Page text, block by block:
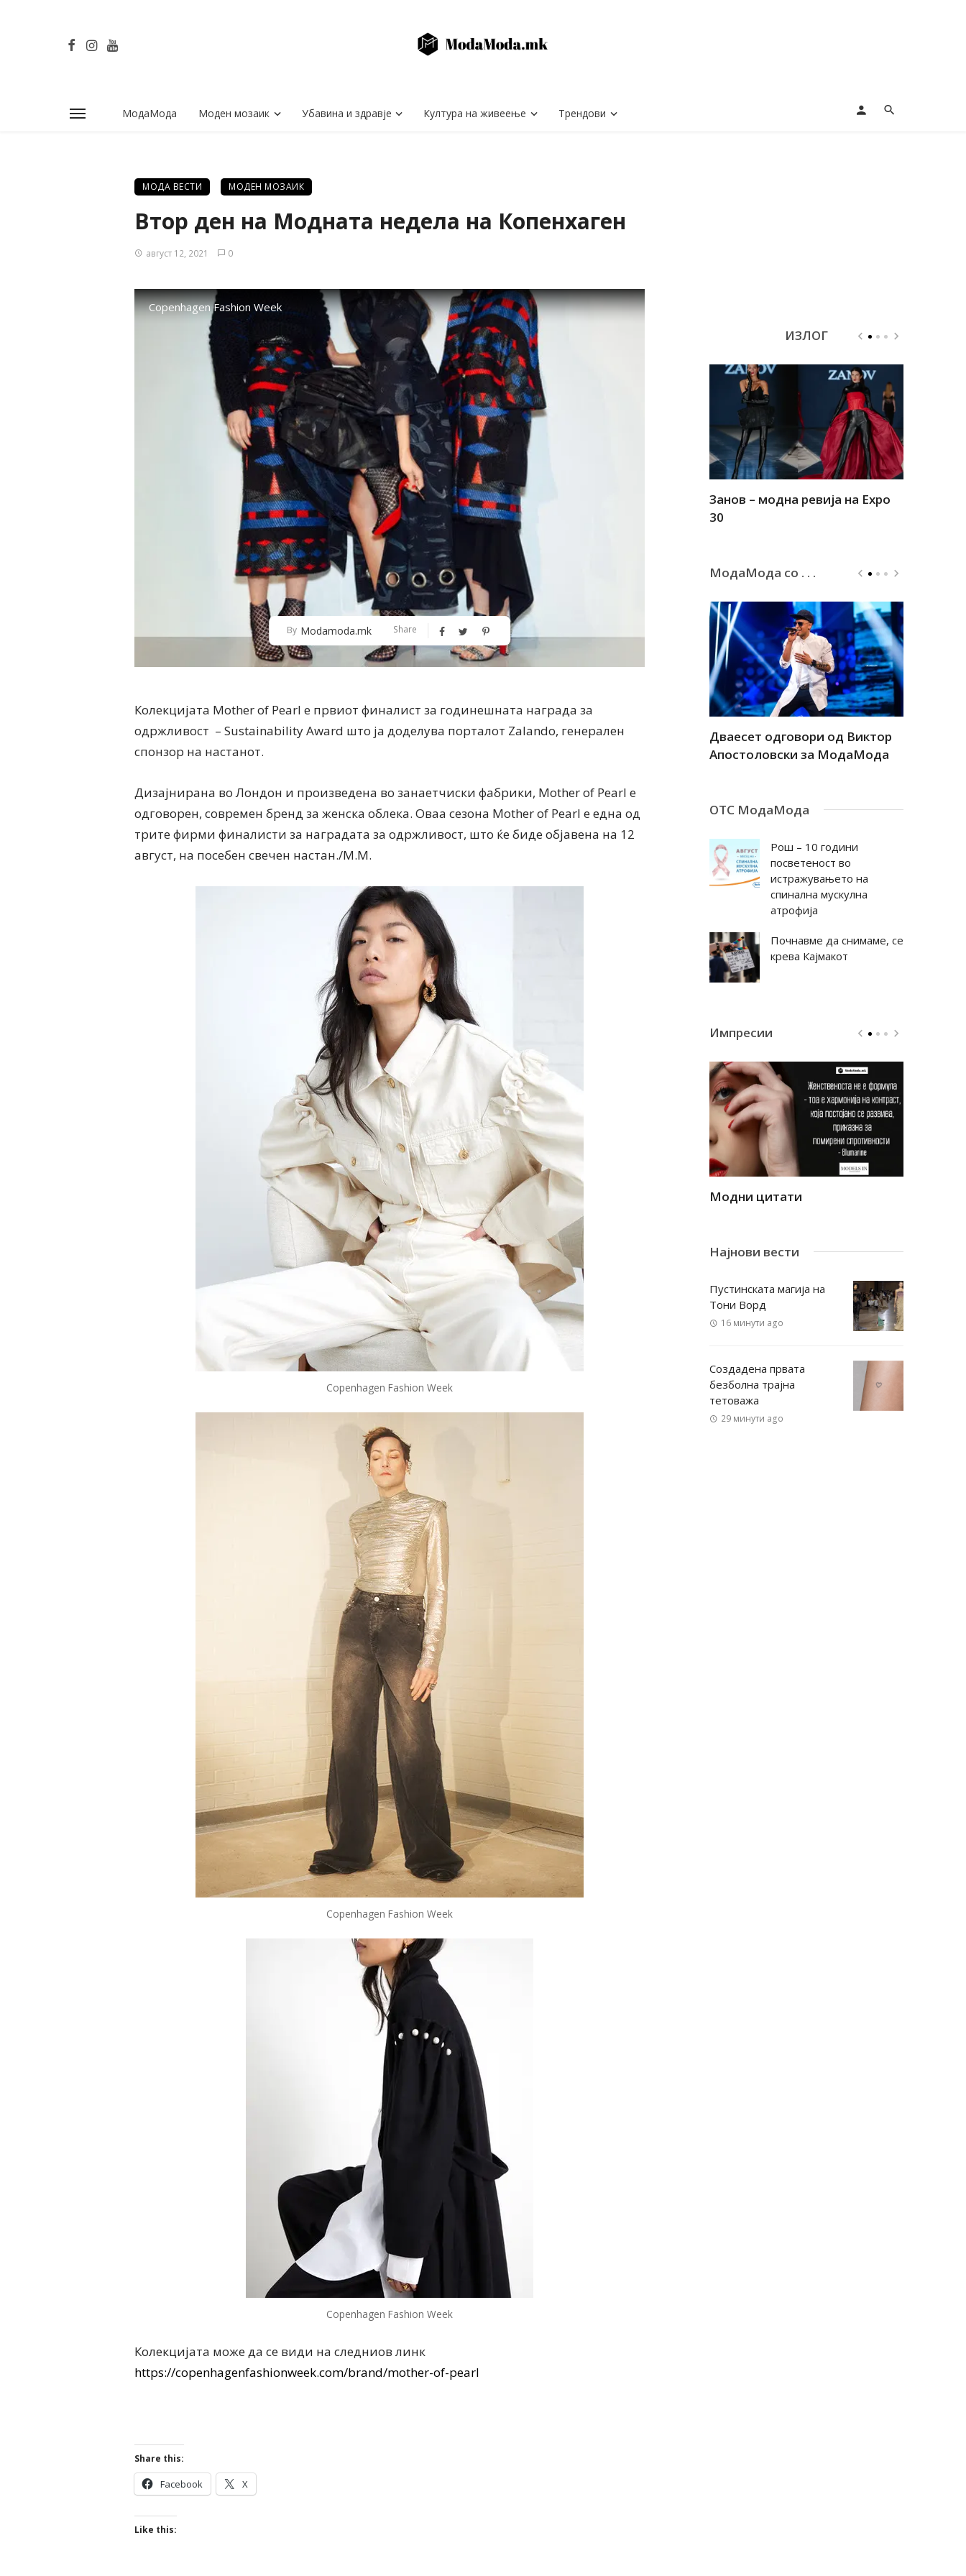
МодаМода Моден мозаик Убавина и здравје Култура на живеење Трендови
МОДА ВЕСТИ МОДЕН МОЗАИК
Втор ден на Модната недела на Копенхаген
август 12, 2021 0
Copenhagen Fashion Week
By Modamoda.mk Share
Колекцијата Mother of Pearl е првиот финалист за годинешната награда за
одржливост – Sustainability Award што ја доделува порталот Zalando, генерален
спонзор на настанот.
Дизајнирана во Лондон и произведена во занаетчиски фабрики, Mother of Pearl е
одговорен, современ бренд за женска облека. Оваа сезона Mother of Pearl е една од
трите фирми финалисти за наградата за одржливост, што ќе биде објавена на 12
август, на посебен свечен настан./М.М.
Copenhagen Fashion Week
Copenhagen Fashion Week
Copenhagen Fashion Week
Колекцијата може да се види на следниов линк
https://copenhagenfashionweek.com/brand/mother-of-pearl
Share this:
Facebook X
Like this:
ИЗЛОГ
Алшар – модна ревија на Expo
30
Филигрански обетки
Занов – модна ревија на Expo
30
МодаМода со . . .
Дваесет одговори од Милена
Дваесет одговори за
Дваесет одговори од Виктор
Апостоловски за МодаМода
ОТС МодаМода
Рош – 10 години
посветеност во
истражувањето на
спинална мускулна
атрофија
Почнавме да снимаме, се
крева Кајмакот
Импресии
Модни цитати Модни цитати Модни цитати
Најнови вести
Пустинската магија на
Тони Ворд
16 минути ago
Создадена првата
безболна трајна
тетоважа
29 минути ago